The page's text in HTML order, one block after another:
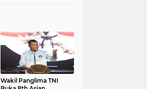
Wakil Panglima TNI